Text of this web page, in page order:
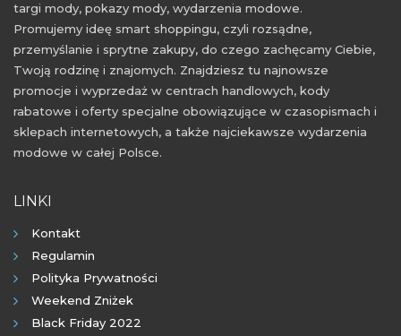
targi mody, pokazy mody, wydarzenia modowe.
Promujemy ideę smart shoppingu, czyli rozsądne,
przemyślanie i sprytne zakupy, do czego zachęcamy Ciebie,
Twoją rodzinę i znajomych. Znajdziesz tu najnowsze
promocje i wyprzedaż w centrach handlowych, kody
rabatowe i oferty specjalne obowiązujące w czasopismach i
sklepach internetowych, a także najciekawsze wydarzenia
modowe w całej Polsce.
LINKI
Kontakt
Regulamin
Polityka Prywatności
Weekend Zniżek
Black Friday 2022